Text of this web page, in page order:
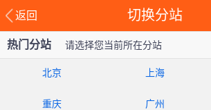
返回 切换分站
热门分站 请选择您当前所在分站
北京 上海
重庆 广州